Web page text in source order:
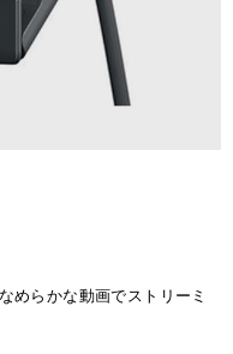
めらかな動画でストリーミ